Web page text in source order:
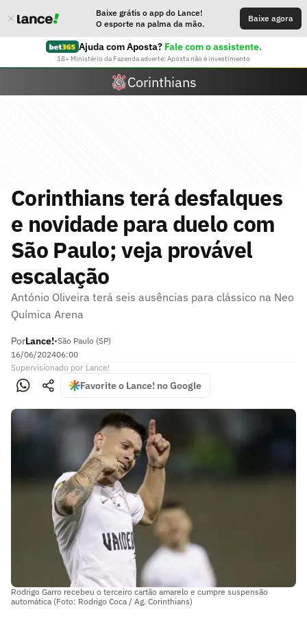
Baixe grátis o app do Lance!
O esporte na palma da mão.
Baixe agora
Ajuda com Aposta? Fale com o assistente.
18+ Ministério da Fazenda adverte: Aposta não é investimento
Corinthians
Corinthians terá desfalques
e novidade para duelo com
São Paulo; veja provável
escalação
António Oliveira terá seis ausências para clássico na Neo
Química Arena
PorLance!•São Paulo (SP)
16/06/202406:00
Supervisionado por Lance!
Favorite o Lance! no Google
Rodrigo Garro recebeu o terceiro cartão amarelo e cumpre suspensão
automática (Foto: Rodrigo Coca / Ag. Corinthians)